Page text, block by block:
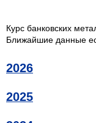
Курс банковских
Ближайшие данные
2026
2025